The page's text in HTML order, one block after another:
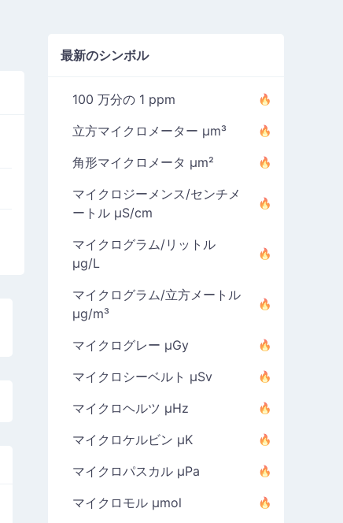
最新のシンボル
100 万分の 1 ppm
立方マイクロメーター µm³
角形マイクロメータ µm²
マイクロジーメンス/センチメ
ートル µS/cm
マイクログラム/リットル
µg/L
マイクログラム/立方メートル
µg/m³
マイクログレー µGy
マイクロシーベルト µSv
マイクロヘルツ µHz
マイクロケルビン µK
マイクロパスカル µPa
マイクロモル µmol